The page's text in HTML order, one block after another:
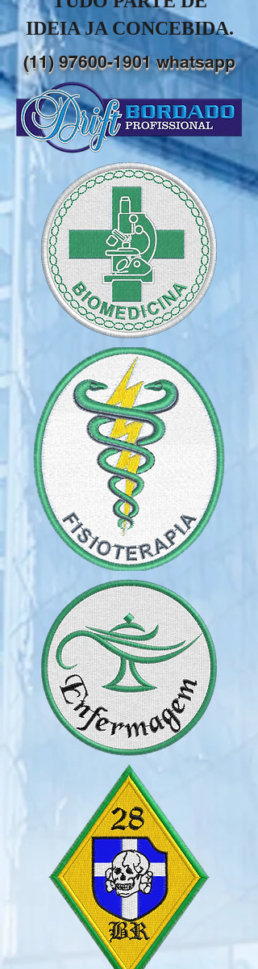
IDEIA JA CONCEBIDA.
(11) 97600-1901whatsapp